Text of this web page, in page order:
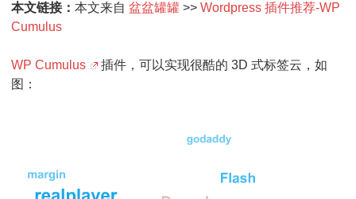
本文链接： 本文来自 盆盆罐罐 >> Wordpress 插件推荐-WP
Cumulus
WP Cumulus
插件，可以实现很酷的 3D 式标签云，如
图：